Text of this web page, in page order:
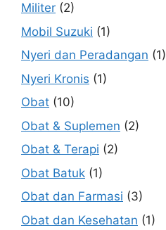
Militer (2)
Mobil Suzuki (1)
Nyeri dan Peradangan (1)
Nyeri Kronis (1)
Obat (10)
Obat & Suplemen (2)
Obat & Terapi (2)
Obat Batuk (1)
Obat dan Farmasi (3)
Obat dan Kesehatan (1)